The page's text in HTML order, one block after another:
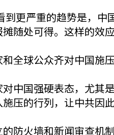
更严重的趋势是，中
随处可得。这样的效
全球公众齐对中国施
中国强硬表态，尤其
压的行列，让中共因此
的防火墙和新闻审查